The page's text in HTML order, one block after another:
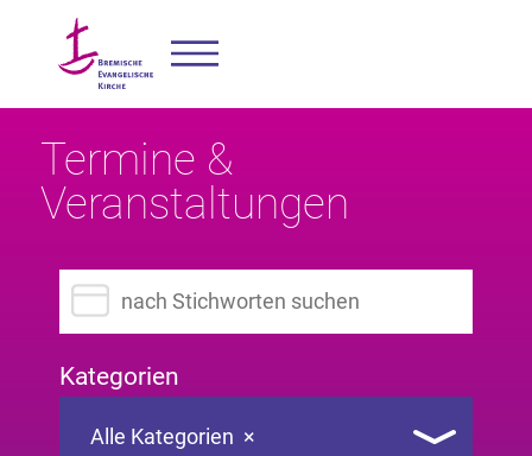
Termine &
Veranstaltungen
Suchbegriff eingeben
Kategorien
×
Alle Kategorien